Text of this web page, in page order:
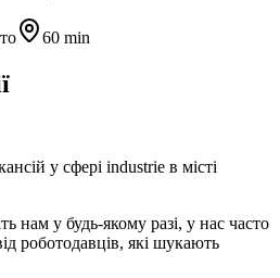
60 min
у сфері industrie в місті
нам у будь-якому разі, у нас часто
роботодавців, які шукають